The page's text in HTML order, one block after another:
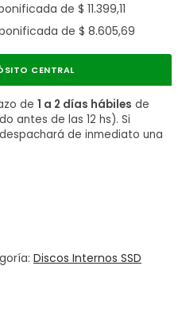
de $ 11.399,11
de $ 8.605,69
CENTRAL
de 1 a 2 días hábiles de
antes de las 12 hs). Si
de inmediato una
Discos Internos SSD